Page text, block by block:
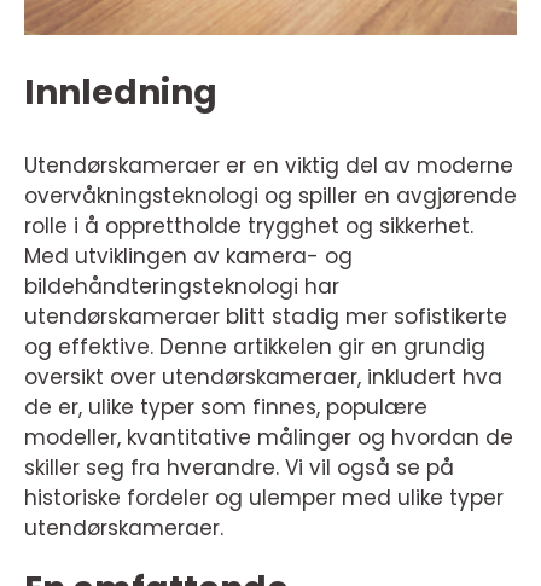
Innledning
Utendørskameraer er en viktig del av moderne
overvåkningsteknologi og spiller en avgjørende
rolle i å opprettholde trygghet og sikkerhet.
Med utviklingen av kamera- og
bildehåndteringsteknologi har
utendørskameraer blitt stadig mer sofistikerte
og effektive. Denne artikkelen gir en grundig
oversikt over utendørskameraer, inkludert hva
de er, ulike typer som finnes, populære
modeller, kvantitative målinger og hvordan de
skiller seg fra hverandre. Vi vil også se på
historiske fordeler og ulemper med ulike typer
utendørskameraer.